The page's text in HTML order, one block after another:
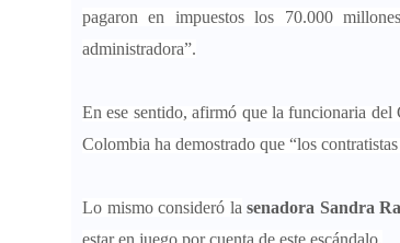
pagaron en impuestos los 70.000
administradora”.
En ese sentido, afirmó que la funcionaria
Colombia ha demostrado que “los
Lo mismo consideró la senadora Sandra
estar en juego por cuenta de este escándalo.